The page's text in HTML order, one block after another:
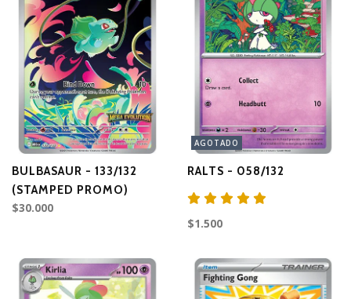
BULBASAUR - 133/132
(STAMPED PROMO)
$30.000
AGOTADO
RALTS - 058/132
$1.500